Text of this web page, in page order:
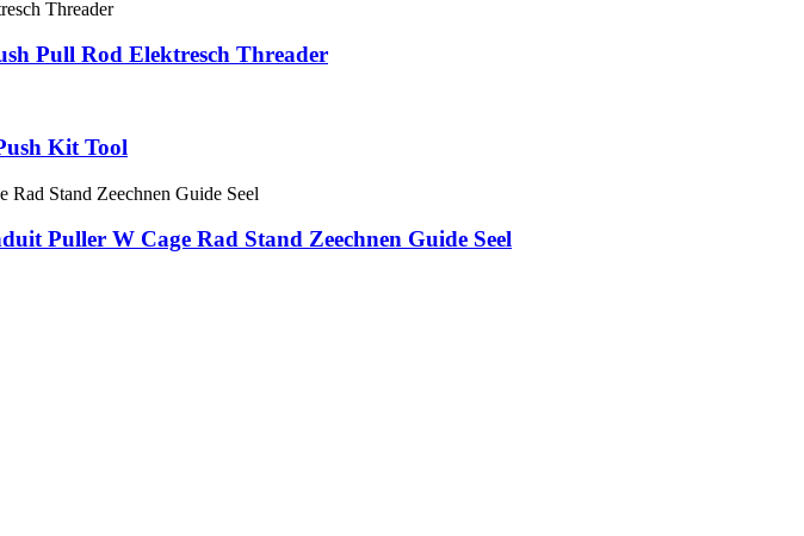
Pull Rod Elektresch Threader
Kit Tool
Puller W Cage Rad Stand Zeechnen Guide Seel